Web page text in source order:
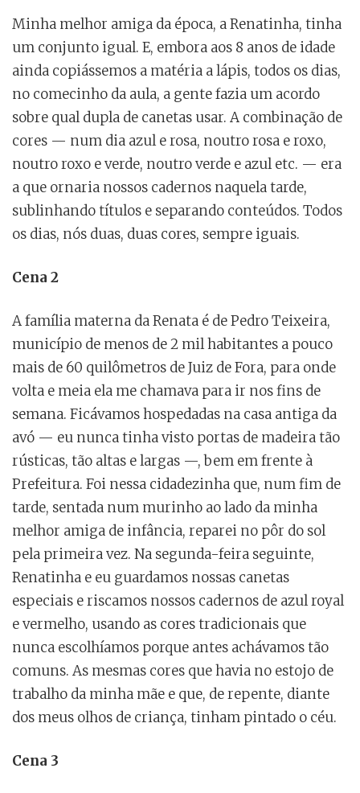
Minha melhor amiga da época, a Renatinha, tinha
um conjunto igual. E, embora aos 8 anos de idade
ainda copiássemos a matéria a lápis, todos os dias,
no comecinho da aula, a gente fazia um acordo
sobre qual dupla de canetas usar. A combinação de
cores — num dia azul e rosa, noutro rosa e roxo,
noutro roxo e verde, noutro verde e azul etc. — era
a que ornaria nossos cadernos naquela tarde,
sublinhando títulos e separando conteúdos. Todos
os dias, nós duas, duas cores, sempre iguais.
Cena 2
A família materna da Renata é de Pedro Teixeira,
município de menos de 2 mil habitantes a pouco
mais de 60 quilômetros de Juiz de Fora, para onde
volta e meia ela me chamava para ir nos fins de
semana. Ficávamos hospedadas na casa antiga da
avó — eu nunca tinha visto portas de madeira tão
rústicas, tão altas e largas —, bem em frente à
Prefeitura. Foi nessa cidadezinha que, num fim de
tarde, sentada num murinho ao lado da minha
melhor amiga de infância, reparei no pôr do sol
pela primeira vez. Na segunda-feira seguinte,
Renatinha e eu guardamos nossas canetas
especiais e riscamos nossos cadernos de azul royal
e vermelho, usando as cores tradicionais que
nunca escolhíamos porque antes achávamos tão
comuns. As mesmas cores que havia no estojo de
trabalho da minha mãe e que, de repente, diante
dos meus olhos de criança, tinham pintado o céu.
Cena 3